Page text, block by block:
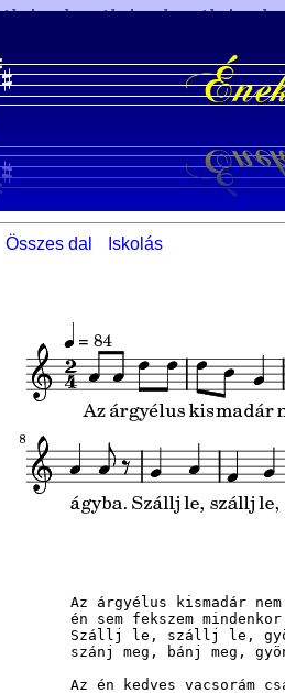
Összes dal Iskolás
Az árgyélus kismadár
én sem fekszem
Szállj le, szállj le,
szánj meg, bánj meg,
Az én kedves vacsorám